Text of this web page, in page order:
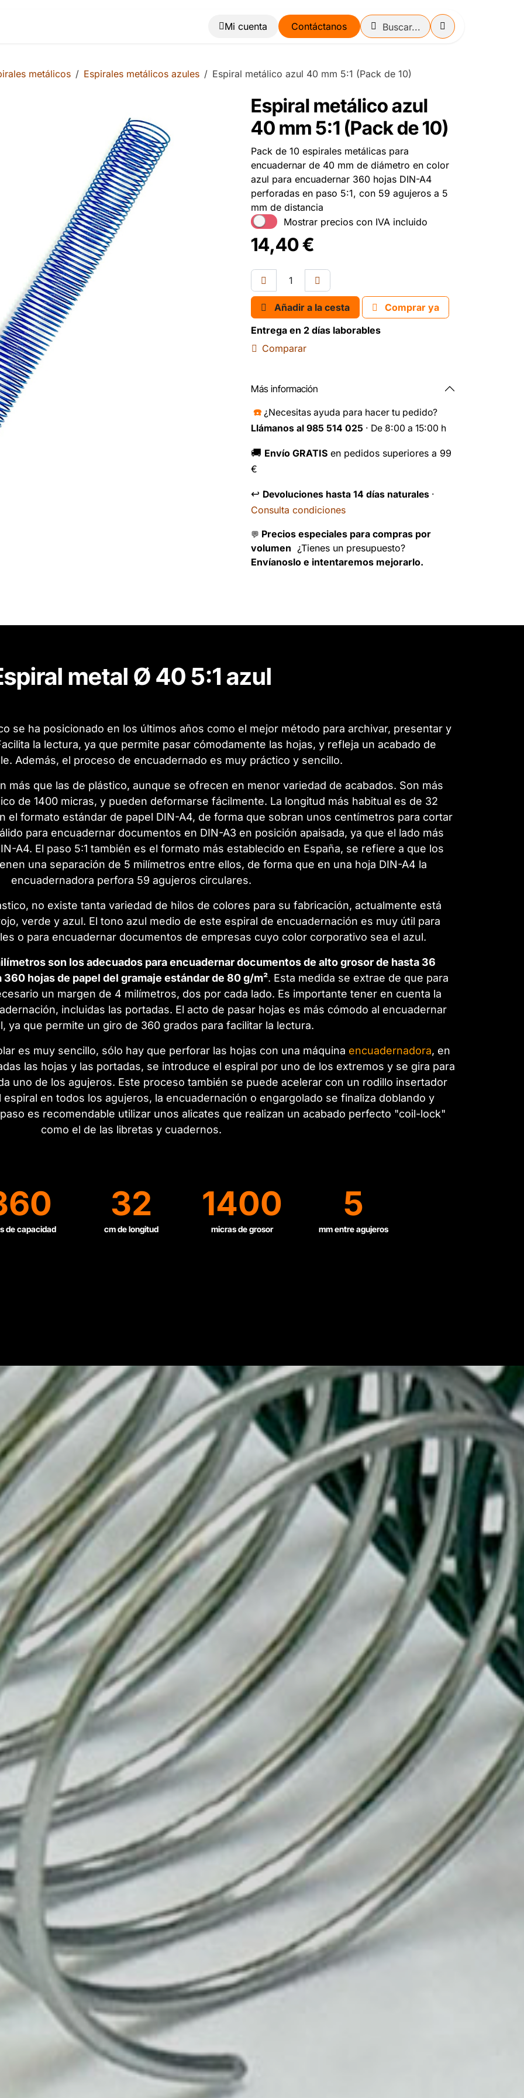
Blog Contáctanos
metálicos Espirales metálicos azules Espiral metálico azul 40 mm 5:1 (Pack de 10)
Espiral metálico azul
40 mm 5:1 (Pack de 10)
Pack de 10 espirales metálicas para
encuadernar de 40 mm de diámetro en color
azul para encuadernar 360 hojas DIN-A4
perforadas en paso 5:1, con 59 agujeros a 5
mm de distancia
Mostrar precios con IVA incluido
14,40€
Añadir a la cesta
Comprar ya
Entrega en 2 días laborables
Comparar
Más información
☎️ ¿Necesitas ayuda para hacer tu pedido?
Llámanos al 985 514 025 · De 8:00 a 15:00 h
🚚 Envío GRATIS en pedidos superiores a 99
€
↩️ Devoluciones hasta 14 días naturales ·
Consulta condiciones
💬 Precios especiales para compras por
volumen ¿Tienes un presupuesto?
Envíanoslo e intentaremos mejorarlo.
metal Ø 40 5:1 azul
se ha posicionado en los últimos años como el mejor método para archivar, presentar y
la lectura, ya que permite pasar cómodamente las hojas, y refleja un acabado de
Además, el proceso de encuadernado es muy práctico y sencillo.
más que las de plástico, aunque se ofrecen en menor variedad de acabados. Son más
de 1400 micras, y pueden deformarse fácilmente. La longitud más habitual es de 32
el formato estándar de papel DIN-A4, de forma que sobran unos centímetros para cortar
para encuadernar documentos en DIN-A3 en posición apaisada, ya que el lado más
A4. El paso 5:1 también es el formato más establecido en España, se refiere a que los
una separación de 5 milímetros entre ellos, de forma que en una hoja DIN-A4 la
encuadernadora perfora 59 agujeros circulares.
no existe tanta variedad de hilos de colores para su fabricación, actualmente está
verde y azul. El tono azul medio de este espiral de encuadernación es muy útil para
o para encuadernar documentos de empresas cuyo color corporativo sea el azul.
son los adecuados para encuadernar documentos de alto grosor de hasta 36
hojas de papel del gramaje estándar de 80 g/m². Esta medida se extrae de que para
un margen de 4 milímetros, dos por cada lado. Es importante tener en cuenta la
incluidas las portadas. El acto de pasar hojas es más cómodo al encuadernar
ya que permite un giro de 360 grados para facilitar la lectura.
es muy sencillo, sólo hay que perforar las hojas con una máquina encuadernadora, en
las hojas y las portadas, se introduce el espiral por uno de los extremos y se gira para
uno de los agujeros. Este proceso también se puede acelerar con un rodillo insertador
en todos los agujeros, la encuadernación o engargolado se finaliza doblando y
es recomendable utilizar unos alicates que realizan un acabado perfecto "coil-lock"
como el de las libretas y cuadernos.
de capacidad
32
cm de longitud
1400
micras de grosor
5
mm entre agujeros